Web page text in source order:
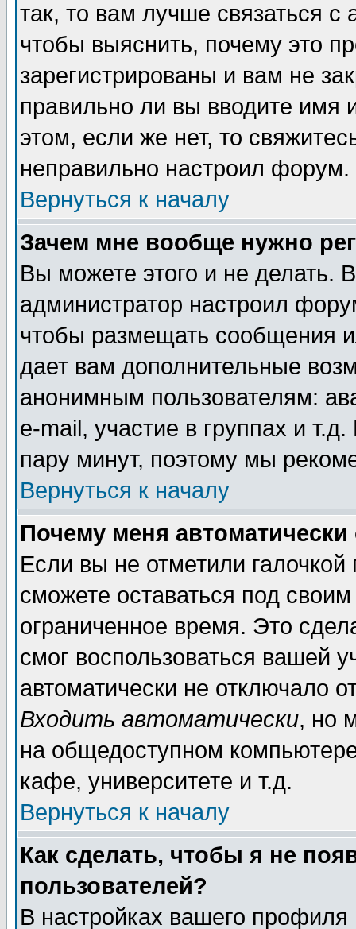
так, то вам лучше связаться
чтобы выяснить, почему это
зарегистрированы и вам не
правильно ли вы вводите
этом, если же нет, то
неправильно настроил форум.
Вернуться к началу
Зачем мне вообще нужно
Вы можете этого и не делать.
администратор настроил
чтобы размещать сообщения
дает вам дополнительные
анонимным пользователям:
e-mail, участие в группах и
пару минут, поэтому мы
Вернуться к началу
Почему меня автоматически
Если вы не отметили галочкой
сможете оставаться под
ограниченное время. Это
смог воспользоваться вашей
автоматически не отключало
Входить автоматически, но
на общедоступном
кафе, университете и т.д.
Вернуться к началу
Как сделать, чтобы я не
пользователей?
В настройках вашего